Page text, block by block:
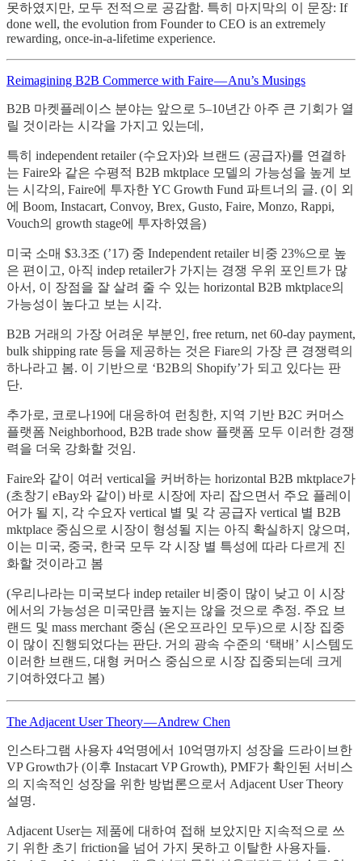
못하였지만, 모두 전적으로 공감함. 특히 마지막의 이 문장: If
done well, the evolution from Founder to CEO is an extremely
rewarding, once-in-a-lifetime experience.
Reimagining B2B Commerce with Faire — Anu’s Musings
B2B 마켓플레이스 분야는 앞으로 5–10년간 아주 큰 기회가 열
릴 것이라는 시각을 가지고 있는데,
특히 independent retailer (수요자)와 브랜드 (공급자)를 연결하
는 Faire와 같은 수평적 B2B mktplace 모델의 가능성을 높게 보
는 시각의, Faire에 투자한 YC Growth Fund 파트너의 글. (이 외
에 Boom, Instacart, Convoy, Brex, Gusto, Faire, Monzo, Rappi,
Vouch의 growth stage에 투자하였음)
미국 소매 $3.3조 (’17) 중 Independent retailer 비중 23%으로 높
은 편이고, 아직 indep retailer가 가지는 경쟁 우위 포인트가 많
아서, 이 장점을 잘 살려 줄 수 있는 horizontal B2B mktplace의
가능성이 높다고 보는 시각.
B2B 거래의 가장 어려운 부분인, free return, net 60-day payment,
bulk shipping rate 등을 제공하는 것은 Fiare의 가장 큰 경쟁력의
하나라고 봄. 이 기반으로 ‘B2B의 Shopify’가 되고 있다는 판
단.
추가로, 코로나19에 대응하여 런칭한, 지역 기반 B2C 커머스
플랫폼 Neighborhood, B2B trade show 플랫폼 모두 이러한 경쟁
력을 더욱 강화할 것임.
Faire와 같이 여러 vertical을 커버하는 horizontal B2B mktplace가
(초창기 eBay와 같이) 바로 시장에 자리 잡으면서 주요 플레이
어가 될 지, 각 수요자 vertical 별 및 각 공급자 vertical 별 B2B
mktplace 중심으로 시장이 형성될 지는 아직 확실하지 않으며,
이는 미국, 중국, 한국 모두 각 시장 별 특성에 따라 다르게 진
화할 것이라고 봄
(우리나라는 미국보다 indep retailer 비중이 많이 낮고 이 시장
에서의 가능성은 미국만큼 높지는 않을 것으로 추정. 주요 브
랜드 및 mass merchant 중심 (온오프라인 모두)으로 시장 집중
이 많이 진행되었다는 판단. 거의 광속 수준의 ‘택배’ 시스템도
이러한 브랜드, 대형 커머스 중심으로 시장 집중되는데 크게
기여하였다고 봄)
The Adjacent User Theory — Andrew Chen
인스타그램 사용자 4억명에서 10억명까지 성장을 드라이브한
VP Growth가 (이후 Instacart VP Growth), PMF가 확인된 서비스
의 지속적인 성장을 위한 방법론으로서 Adjacent User Theory
설명.
Adjacent User는 제품에 대하여 접해 보았지만 지속적으로 쓰
기 위한 초기 friction을 넘어 가지 못하고 이탈한 사용자들.